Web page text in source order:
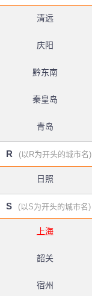
清远
庆阳
黔东南
秦皇岛
青岛
R (以R为开头的城市名)
日照
S (以S为开头的城市名)
上海
韶关
宿州